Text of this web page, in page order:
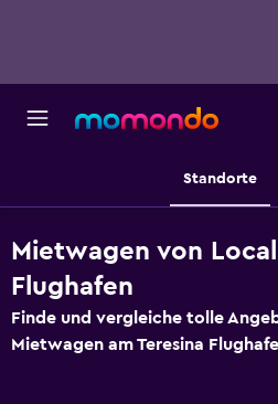
Standorte
Mietwagen von
Flughafen
Finde und vergleiche tolle
Mietwagen am Teresina